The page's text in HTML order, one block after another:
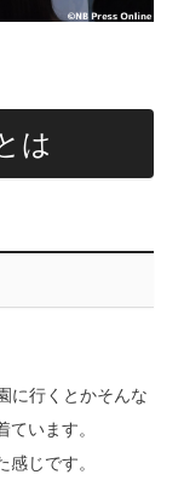
は
に行くとかそんな
います。
じです。